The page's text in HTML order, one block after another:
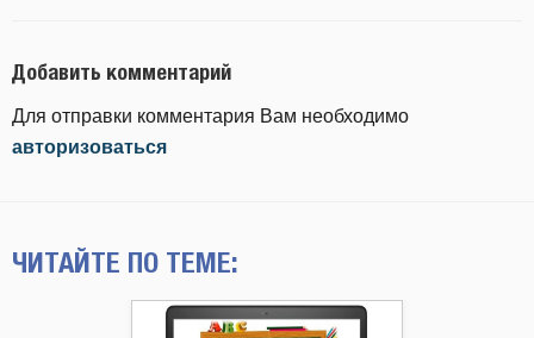
Добавить комментарий
Для отправки комментария Вам необходимо
авторизоваться
ЧИТАЙТЕ ПО ТЕМЕ: